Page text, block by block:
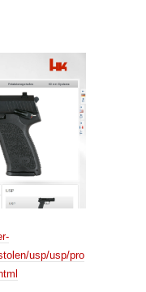
usp/usp/pro